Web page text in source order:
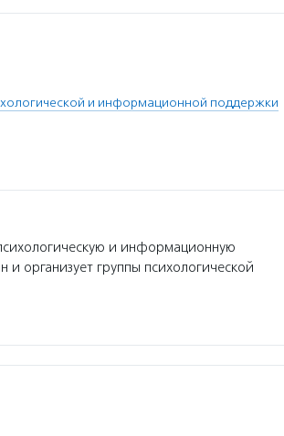
и информационной поддержки
и информационную
организует группы психологической